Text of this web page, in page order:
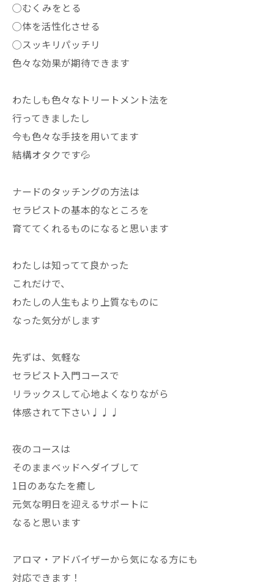
◯むくみをとる
◯体を活性化させる
◯スッキリパッチリ
色々な効果が期待できます
わたしも色々なトリートメント法を
行ってきましたし
今も色々な手技を用いてます
結構オタクです💦
ナードのタッチングの方法は
セラピストの基本的なところを
育ててくれるものになると思います
わたしは知ってて良かった
これだけで、
わたしの人生もより上質なものに
なった気分がします
先ずは、気軽な
セラピスト入門コースで
リラックスして心地よくなりながら
体感されて下さい♩♩♩
夜のコースは
そのままベッドへダイブして
1日のあなたを癒し
元気な明日を迎えるサポートに
なると思います
アロマ・アドバイザーから気になる方にも
対応できます！